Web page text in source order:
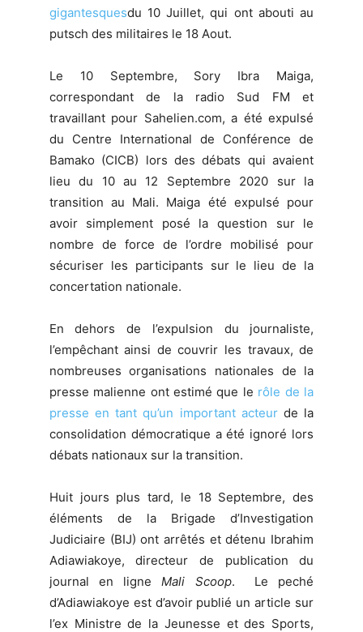
gigantesquesdu 10 Juillet, qui ont abouti au
putsch des militaires le 18 Aout.
Le 10 Septembre, Sory Ibra Maiga,
correspondant de la radio Sud FM et
travaillant pour Sahelien.com, a été expulsé
du Centre International de Conférence de
Bamako (CICB) lors des débats qui avaient
lieu du 10 au 12 Septembre 2020 sur la
transition au Mali. Maiga été expulsé pour
avoir simplement posé la question sur le
nombre de force de l’ordre mobilisé pour
sécuriser les participants sur le lieu de la
concertation nationale.
En dehors de l’expulsion du journaliste,
l’empêchant ainsi de couvrir les travaux, de
nombreuses organisations nationales de la
presse malienne ont estimé que le rôle de la
presse en tant qu’un important acteurde la
consolidation démocratique a été ignoré lors
débats nationaux sur la transition.
Huit jours plus tard, le 18 Septembre, des
éléments de la Brigade d’Investigation
Judiciaire (BIJ) ont arrêtés et détenu Ibrahim
Adiawiakoye, directeur de publication du
journal en ligneMali Scoop. Le peché
d’Adiawiakoye est d’avoir publié un article sur
l’ex Ministre de la Jeunesse et des Sports,